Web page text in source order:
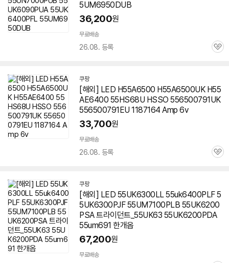
5UM6950DUB
36,200원
무료배송
26.08. 등록
관
쿠팡
[해외] LED H55A6500 H55A6500UK H55
AE6400 55HS68U HSSO 556500791UK
556500791EU 1187164 Amp 6v
33,700원
무료배송
26.08. 등록
관
쿠팡
[해외] LED 55UK6300LL 55uk6400PLF 5
5UK6300PJF 55UM7100PLB 55UK6200
PSA 트라이던트_55UK63 55UK6200PDA
55um691 한개옵
67,200원
무료배송